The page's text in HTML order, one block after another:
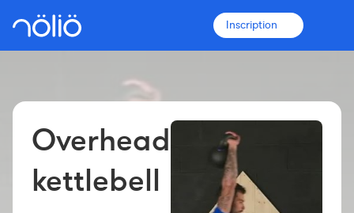
Inscription
La plateforme pour tous
Entraîneurs
Overhead
kettlebell